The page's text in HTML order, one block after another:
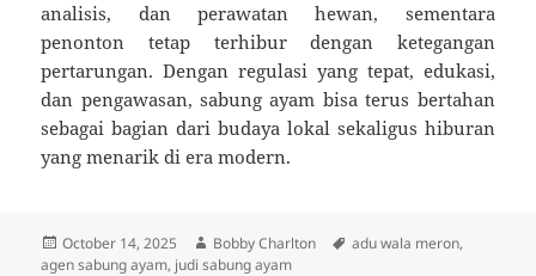
analisis, dan perawatan hewan, sementara
penonton tetap terhibur dengan ketegangan
pertarungan. Dengan regulasi yang tepat, edukasi,
dan pengawasan, sabung ayam bisa terus bertahan
sebagai bagian dari budaya lokal sekaligus hiburan
yang menarik di era modern.
Posted
on
October 14, 2025 Author
Bobby Charlton Tags
adu wala meron,
agen sabung ayam, judi sabung ayam